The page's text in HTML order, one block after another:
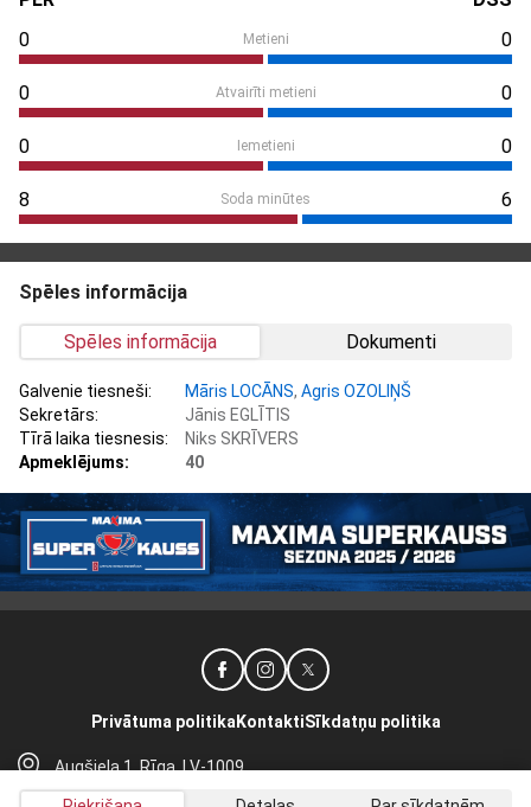
0
Metieni 0
0 Atvairīti metieni 0
0 Iemetieni 0
8 Soda minūtes 6
Spēles informācija
Spēles informācija Dokumenti
Galvenie tiesneši: Māris LOCĀNS, Agris OZOLIŅŠ
Sekretārs:
Jānis EGLĪTIS
Tīrā laika tiesnesis:
Niks SKRĪVERS
Apmeklējums:
40
Augšiela 1, Rīga, LV-1009
lhf@lhf.lv
Privātuma politika KontaktiSīkdatņu politika